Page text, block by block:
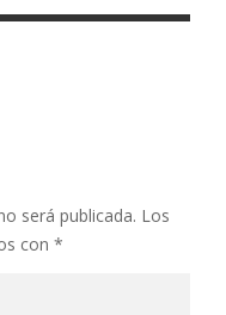
será publicada. Los
con *